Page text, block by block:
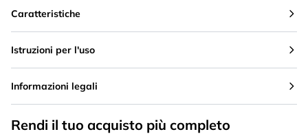
Caratteristiche
Istruzioni per l'uso
Informazioni legali
Rendi il tuo acquisto più completo